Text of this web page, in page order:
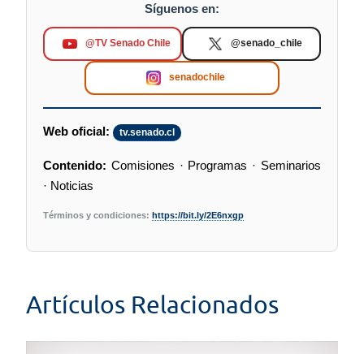
Síguenos en:
@TV Senado Chile @senado_chile
senadochile
Web oficial: tv.senado.cl
Contenido: Comisiones · Programas · Seminarios
· Noticias
Términos y condiciones: https://bit.ly/2E6nxgp
Artículos Relacionados